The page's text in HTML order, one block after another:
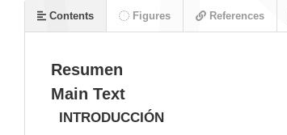
Resumen
Main Text
INTRODUCCIÓN
Contents Figures References